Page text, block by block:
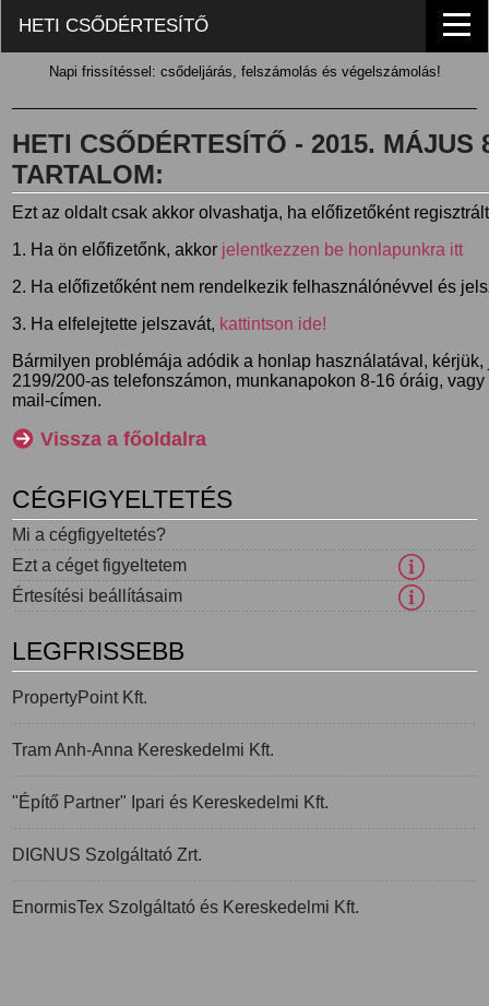
HETI CSŐDÉRTESÍTŐ
Napi frissítéssel: csődeljárás, felszámolás és végelszámolás!
HETI CSŐDÉRTESÍTŐ - 2015. MÁJUS
TARTALOM:
Ezt az oldalt csak akkor olvashatja, ha előfizetőként
1. Ha ön előfizetőnk, akkor jelentkezzen be honlapunkra itt
2. Ha előfizetőként nem rendelkezik felhasználónévvel és
3. Ha elfelejtette jelszavát, kattintson ide!
Bármilyen problémája adódik a honlap használatával,
2199/200-as telefonszámon, munkanapokon 8-16 óráig,
mail-címen.
Vissza a főoldalra
CÉGFIGYELTETÉS
Mi a cégfigyeltetés?
Ezt a céget figyeltetem
Értesítési beállításaim
LEGFRISSEBB
PropertyPoint Kft.
Tram Anh-Anna Kereskedelmi Kft.
"Építő Partner" Ipari és Kereskedelmi Kft.
DIGNUS Szolgáltató Zrt.
EnormisTex Szolgáltató és Kereskedelmi Kft.